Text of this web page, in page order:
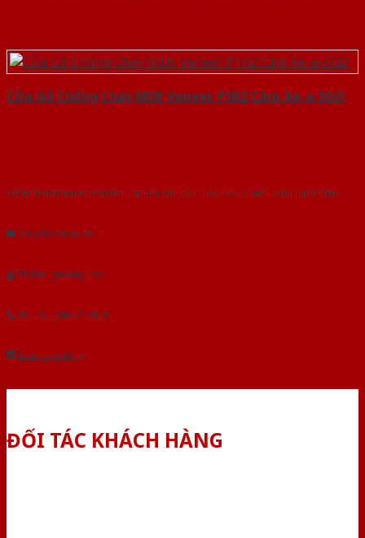
Cửa Gỗ Chống Cháy MDF Veneer P1R2 Căm Xe-a-SGD
Với kinh nghiệm nhiêu năm nghiên cứu cửa theo tiêu chuẩn công nghệ Châu
Gửi yêu cầu tư vấn
Tải báo giá tổng hợp
Yêu cầu gọi lại (3 phút)
Dành cho đại lý
ĐỐI TÁC KHÁCH HÀNG